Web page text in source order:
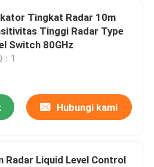
Tingkat Radar 10m
Tinggi Radar Type
Switch 80GHz
：1
Hubungi kami
Radar Liquid Level Control